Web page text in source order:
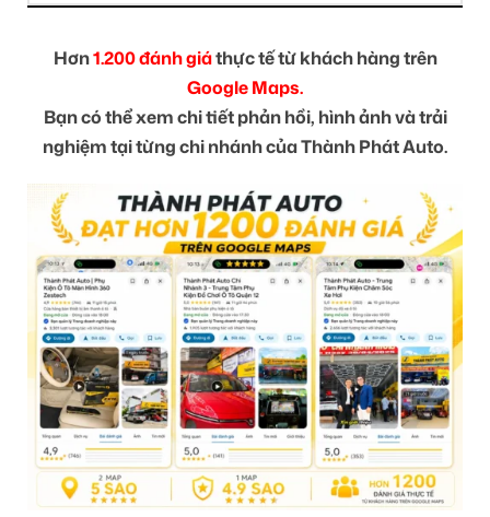
Hơn1.200 đánh giáthực tế từ khách hàng trên
Google Maps.
Bạn có thể xem chi tiết phản hồi, hình ảnh và trải
nghiệm tại từng chi nhánh của Thành Phát Auto.